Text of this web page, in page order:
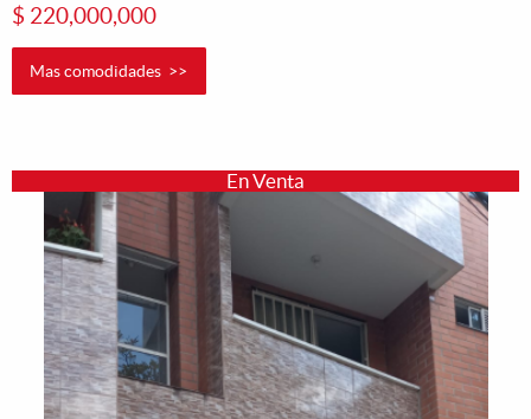
$ 220,000,000
Mas comodidades >>
En Venta